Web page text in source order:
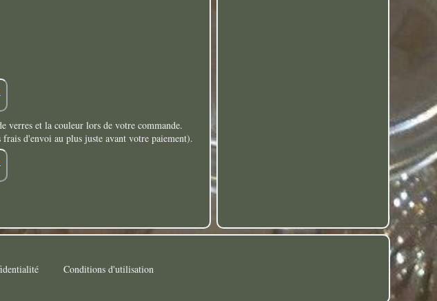
verres et la couleur lors de votre commande.
d'envoi au plus juste avant votre paiement).
Conditions d'utilisation